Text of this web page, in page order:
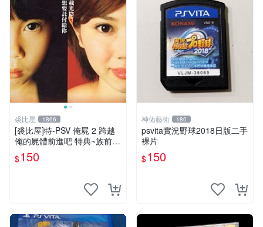
裘比屋 1866
[裘比屋]特-PSV 俺屍 2 跨越
俺的屍體前進吧 特典~族前傳
漫畫特輯(約82頁) 616
$150
神佑藝術 180
psvita實況野球2018日版二手
裸片
$150